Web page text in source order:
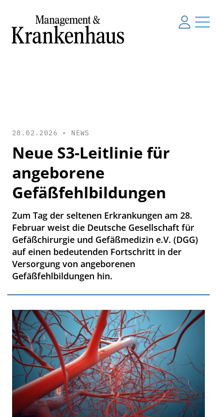
28.02.2026 • NEWS
Neue S3-Leitlinie für
angeborene
Gefäßfehlbildungen
Zum Tag der seltenen Erkrankungen am 28.
Februar weist die Deutsche Gesellschaft für
Gefäßchirurgie und Gefäßmedizin e.V. (DGG)
auf einen bedeutenden Fortschritt in der
Versorgung von angeborenen
Gefäßfehlbildungen hin.